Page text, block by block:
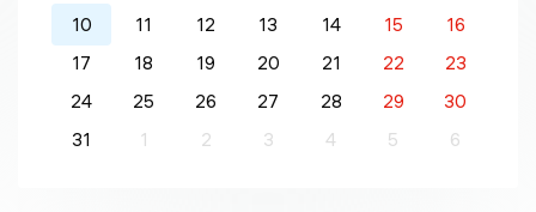
10
11 12 13 14 15
16
17
18 19 20 21 22
23
24
25 26 27 28 29
30
31
1 2 3 4 5 6